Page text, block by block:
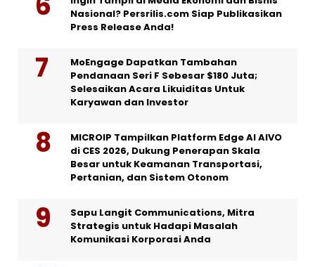
Nasional? Persrilis.com Siap Publikasikan
Press Release Anda!
MoEngage Dapatkan Tambahan
Pendanaan Seri F Sebesar $180 Juta;
Selesaikan Acara Likuiditas Untuk
Karyawan dan Investor
MICROIP Tampilkan Platform Edge AI AIVO
di CES 2026, Dukung Penerapan Skala
Besar untuk Keamanan Transportasi,
Pertanian, dan Sistem Otonom
Sapu Langit Communications, Mitra
Strategis untuk Hadapi Masalah
Komunikasi Korporasi Anda